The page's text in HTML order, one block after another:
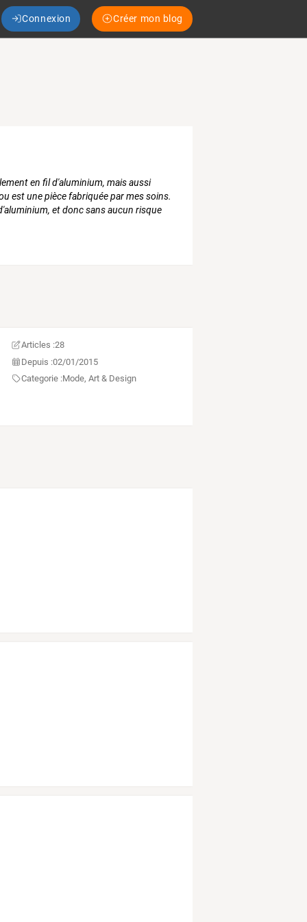
Connexion Créer mon blog
en fil d'aluminium, mais aussi
est une pièce fabriquée par mes soins.
et donc sans aucun risque
Articles :28
Depuis :02/01/2015
Categorie :Mode, Art & Design